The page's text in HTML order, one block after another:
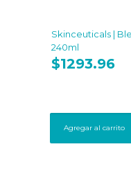
Skinceuticals |
240ml
$1293.96
Agregar al carrito